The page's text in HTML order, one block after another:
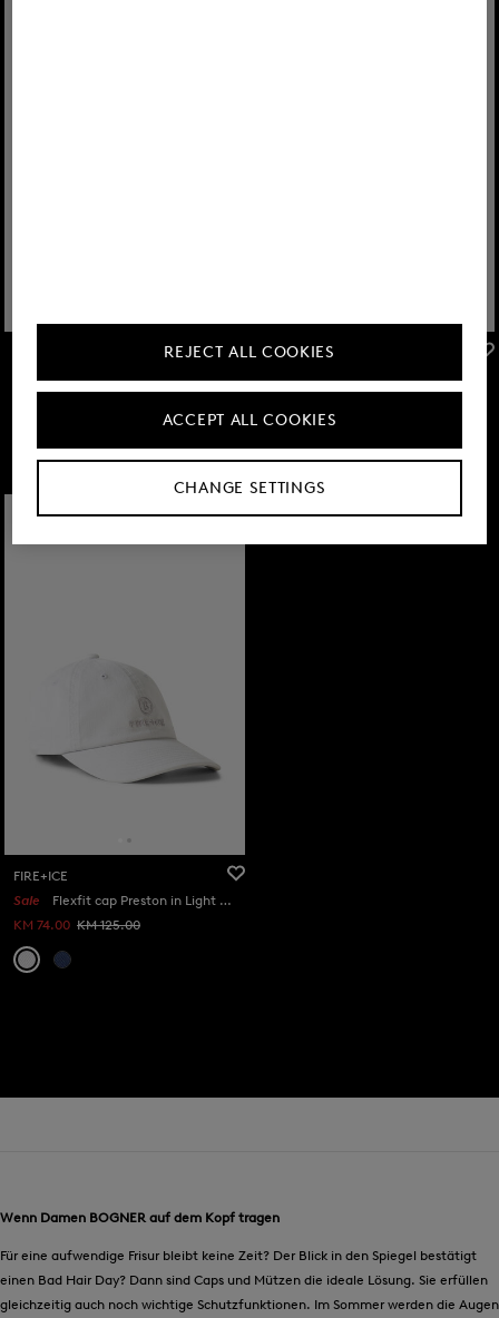
FIRE+ICE
FIRE+ICE
Sale
Flexfit cap Preston in Light grey
KM 74.00 KM 125.00
Wenn Damen BOGNER auf dem Kopf tragen
Für eine aufwendige Frisur bleibt keine Zeit? Der Blick in den Spiegel bestätigt
einen Bad Hair Day? Dann sind Caps und Mützen die ideale Lösung. Sie erfüllen
gleichzeitig auch noch wichtige Schutzfunktionen. Im Sommer werden die Augen
CHANGE SETTINGS
REJECT ALL COOKIES
ACCEPT ALL COOKIES